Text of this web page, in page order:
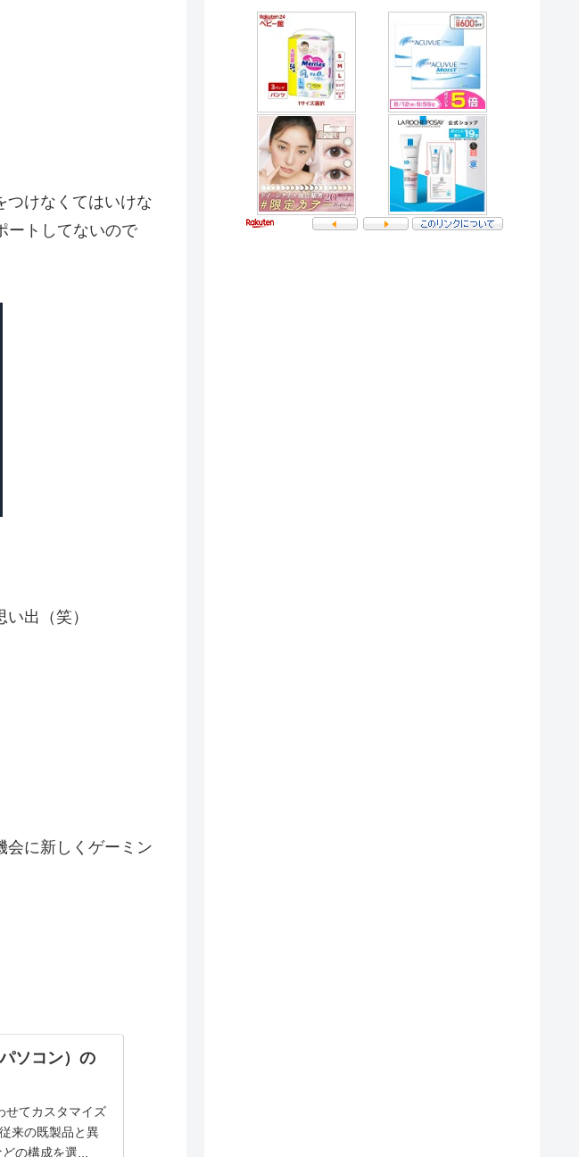
つけなくてはいけな
ートしてないので
出（笑）
会に新しくゲーミン
ソコン）の
せてカスタマイズ
来の既製品と異
の構成を選...